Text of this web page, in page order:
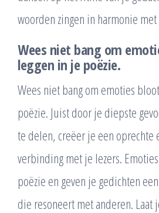
woorden zingen in harmonie
Wees niet bang om
leggen in je poëzie.
Wees niet bang om emoties
poëzie. Juist door je diepste
te delen, creëer je een oprechte
verbinding met je lezers.
poëzie en geven je gedichten
die resoneert met anderen. Laat